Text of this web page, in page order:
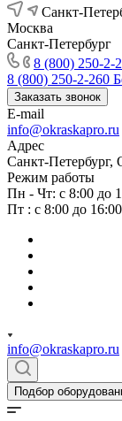
Санкт-
Москва
Санкт-Петербург
8 (800) 250-2-
8 (800) 250-2-260
Заказать звонок
E-mail
info@okraskapro.ru
Адрес
Санкт-Петербург,
Режим работы
Пн - Чт: с 8:00 до
Пт : с 8:00 до 16:00
info@okraskapro.ru
Подбор